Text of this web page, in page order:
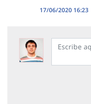
17/06/2020 16:23